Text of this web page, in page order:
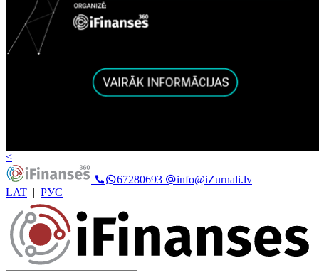
<
67280693
info@iZurnali.lv
LAT | РУС